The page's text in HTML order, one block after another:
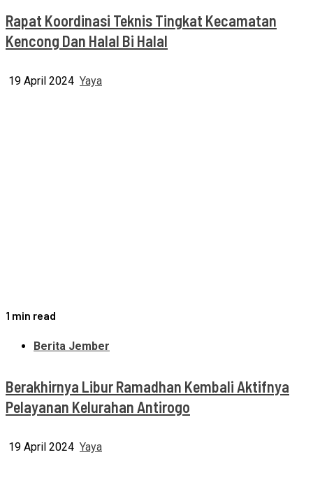
Rapat Koordinasi Teknis Tingkat Kecamatan
Kencong Dan Halal Bi Halal
19 April 2024 Yaya
1 min read
Berita Jember
Berakhirnya Libur Ramadhan Kembali Aktifnya
Pelayanan Kelurahan Antirogo
19 April 2024 Yaya